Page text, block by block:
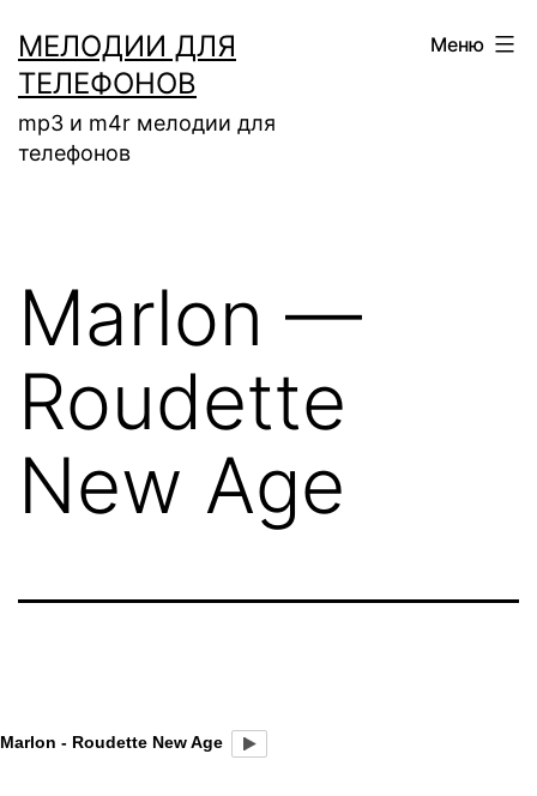
содержимому
МЕЛОДИИ ДЛЯ
ТЕЛЕФОНОВ
mp3 и m4r мелодии для
телефонов
Меню
Marlon —
Roudette
New Age
Marlon - Roudette New Age